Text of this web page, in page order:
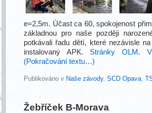
e=2,5m. Účast ca 60, spokojenost
základnou pro naše později
potkávali řadu dětí, které nezávisle
instalovaný APK. Stránky OLM .
(Pokračování textu…)
Publikováno v Naše závody, SCD Opava,
Žebříček B-Morava